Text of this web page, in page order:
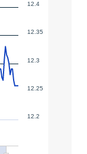
12.2
12.25
12.3
12.35
12.4